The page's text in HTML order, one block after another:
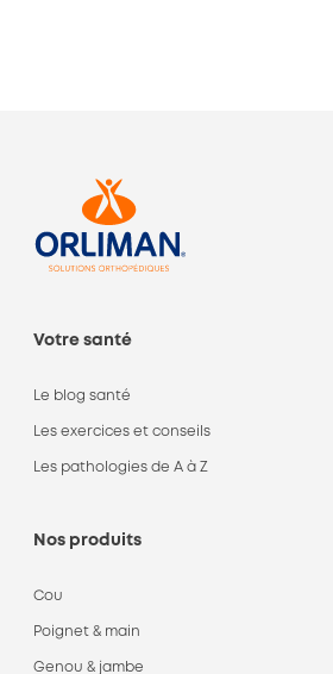
Votre santé
Le blog santé
Les exercices et conseils
Les pathologies de A à Z
Nos produits
Cou
Poignet & main
Genou & jambe